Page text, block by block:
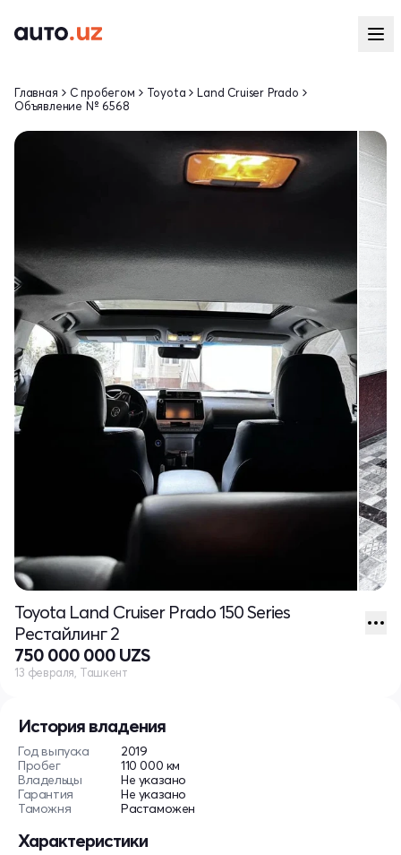
История владения
Год выпуска
2019
Пробег
110 000 км
Владельцы
Не указано
Гарантия
Не указано
Таможня
Растаможен
Характеристики
Главная С пробегом Toyota
Land Cruiser Prado
Объявление № 6568
Toyota Land Cruiser Prado 150 Series
Рестайлинг 2
750 000 000 UZS
13 февраля, Ташкент